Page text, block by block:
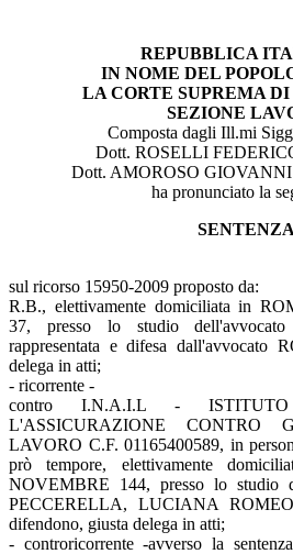
REPUBBLICA
IN NOME DEL
LA CORTE SUPREMA
SEZIONE
Composta dagli Ill.mi
Dott. ROSELLI
Dott. AMOROSO GIOVANNI
ha pronunciato la
SENTENZA
sul ricorso 15950-2009 proposto da:
R.B., elettivamente domiciliata in
37, presso lo studio
rappresentata e difesa dall'avvocato
delega in atti;
- ricorrente -
contro I.N.A.I.L -
L'ASSICURAZIONE CONTRO
LAVORO C.F. 01165400589, in
prò tempore, elettivamente
NOVEMBRE 144, presso lo
PECCERELLA, LUCIANA
difendono, giusta delega in atti;
- controricorrente -avverso la